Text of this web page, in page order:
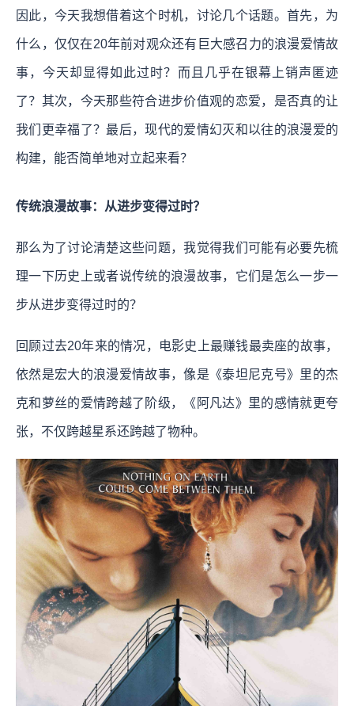
因此，今天我想借着这个时机，讨论几个话题。首先，为
什么，仅仅在20年前对观众还有巨大感召力的浪漫爱情故
事，今天却显得如此过时？而且几乎在银幕上销声匿迹
了？其次，今天那些符合进步价值观的恋爱，是否真的让
我们更幸福了？最后，现代的爱情幻灭和以往的浪漫爱的
构建，能否简单地对立起来看？
传统浪漫故事：从进步变得过时？
那么为了讨论清楚这些问题，我觉得我们可能有必要先梳
理一下历史上或者说传统的浪漫故事，它们是怎么一步一
步从进步变得过时的？
回顾过去20年来的情况，电影史上最赚钱最卖座的故事，
依然是宏大的浪漫爱情故事，像是《泰坦尼克号》里的杰
克和萝丝的爱情跨越了阶级，《阿凡达》里的感情就更夸
张，不仅跨越星系还跨越了物种。